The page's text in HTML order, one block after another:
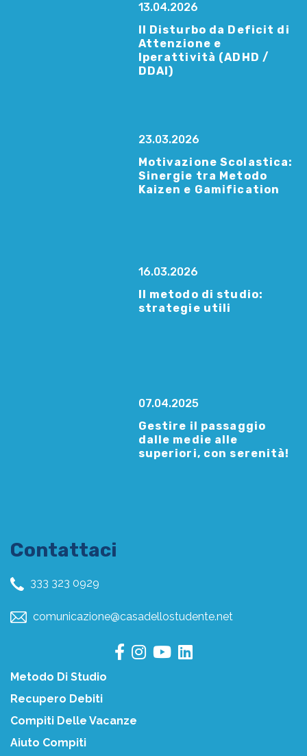
13.04.2026
Il Disturbo da Deficit di
Attenzione e
Iperattività (ADHD /
DDAI)
23.03.2026
Motivazione Scolastica:
Sinergie tra Metodo
Kaizen e Gamification
16.03.2026
Il metodo di studio:
strategie utili
07.04.2025
Gestire il passaggio
dalle medie alle
superiori, con serenità!
Contattaci
333 323 0929
comunicazione@casadellostudente.net
Metodo Di Studio
Recupero Debiti
Compiti Delle Vacanze
Aiuto Compiti